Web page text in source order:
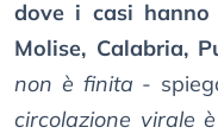
dove i casi hanno
Molise, Calabria,
non è finita -
circolazione virale